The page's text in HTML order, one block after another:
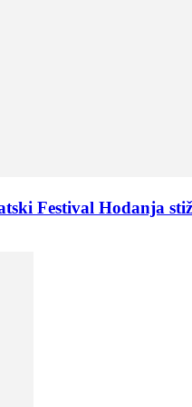
Festival Hodanja